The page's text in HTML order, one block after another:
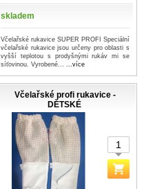
skladem
Včelařské rukavice SUPER PROFI Speciální
včelařské rukavice jsou určeny pro oblasti s
vyšší teplotou s prodyšnými rukáv mi se
síťovinou. Vyrobené... ...více
Včelařské profi rukavice -
DĚTSKÉ